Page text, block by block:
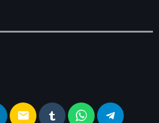
email